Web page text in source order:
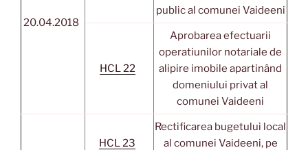
20.04.2018
public al comunei Vaideeni
HCL 22
Aprobarea efectuarii
operatiunilor notariale de
alipire imobile apartinând
domeniului privat al
comunei Vaideeni
HCL 23
Rectificarea bugetului local
al comunei Vaideeni, pe